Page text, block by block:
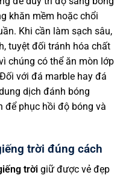
khăn mềm hoặc chổi
Khi cần làm sạch sâu,
tuyệt đối tránh hóa chất
chúng có thể ăn mòn lớp
với đá marble hay đá
dịch đánh bóng
để phục hồi độ bóng và
trời đúng cách
trời giữ được vẻ đẹp